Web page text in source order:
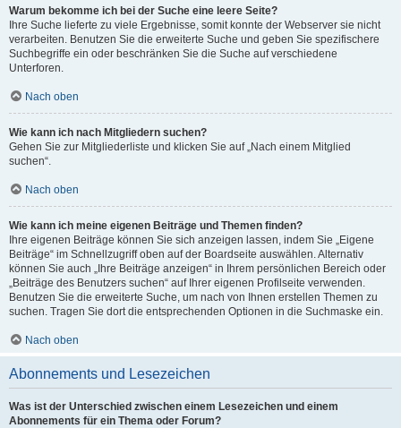
Warum bekomme ich bei der Suche eine leere Seite?
Ihre Suche lieferte zu viele Ergebnisse, somit konnte der Webserver sie nicht
verarbeiten. Benutzen Sie die erweiterte Suche und geben Sie spezifischere
Suchbegriffe ein oder beschränken Sie die Suche auf verschiedene
Unterforen.
Nach oben
Wie kann ich nach Mitgliedern suchen?
Gehen Sie zur Mitgliederliste und klicken Sie auf „Nach einem Mitglied
suchen“.
Nach oben
Wie kann ich meine eigenen Beiträge und Themen finden?
Ihre eigenen Beiträge können Sie sich anzeigen lassen, indem Sie „Eigene
Beiträge“ im Schnellzugriff oben auf der Boardseite auswählen. Alternativ
können Sie auch „Ihre Beiträge anzeigen“ in Ihrem persönlichen Bereich oder
„Beiträge des Benutzers suchen“ auf Ihrer eigenen Profilseite verwenden.
Benutzen Sie die erweiterte Suche, um nach von Ihnen erstellen Themen zu
suchen. Tragen Sie dort die entsprechenden Optionen in die Suchmaske ein.
Nach oben
Abonnements und Lesezeichen
Was ist der Unterschied zwischen einem Lesezeichen und einem
Abonnements für ein Thema oder Forum?